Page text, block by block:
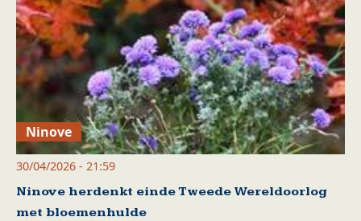
Ninove
30/04/2026 - 21:59
Ninove herdenkt einde Tweede Wereldoorlog
met bloemenhulde